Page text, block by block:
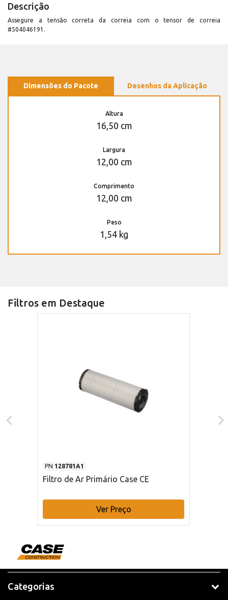
Descrição
Assegure a tensão correta da correia com o tensor de correia
#504046191.
Dimensões do Pacote Desenhos da Aplicação
Altura
16,50 cm
Largura
12,00 cm
Comprimento
12,00 cm
Peso
1,54 kg
Filtros em Destaque
PN 128781A1
Filtro de Ar Primário Case CE
Ver Preço
Categorias